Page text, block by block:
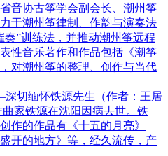
音协古筝学会副会长、潮州筝
于潮州筝律制、作韵与演奏法
奏”训练法，并推动潮州筝远程
性音乐著作和作品包括《潮筝
对潮州筝的整理、创作与当代
切缅怀铁源先生（作者：王居
曲家铁源在沈阳因病去世。铁
作的作品有《十五的月亮》
开的地方》等，经久流传，产